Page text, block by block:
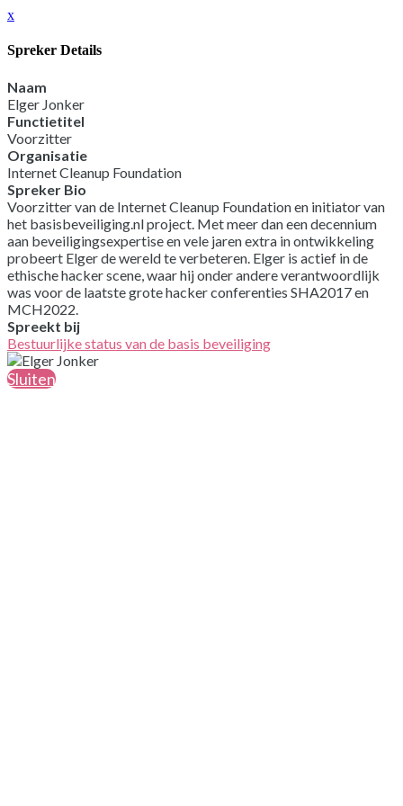
x
Spreker Details
Naam
Elger Jonker
Functietitel
Voorzitter
Organisatie
Internet Cleanup Foundation
Spreker Bio
Voorzitter van de Internet Cleanup Foundation en initiator van
het basisbeveiliging.nl project. Met meer dan een decennium
aan beveiligingsexpertise en vele jaren extra in ontwikkeling
probeert Elger de wereld te verbeteren. Elger is actief in de
ethische hacker scene, waar hij onder andere verantwoordlijk
was voor de laatste grote hacker conferenties SHA2017 en
MCH2022.
Spreekt bij
Bestuurlijke status van de basis beveiliging
Sluiten